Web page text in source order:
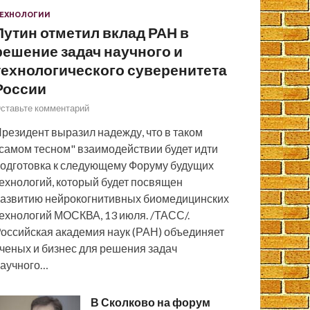
отметил вклад РАН в
задач научного и
суверенитета
комментарий
выразил надежду, что в таком
тесном" взаимодействии будет идти
к следующему Форуму будущих
который будет посвящен
нейрокогнитивных биомедицинских
МОСКВА, 13 июля. /ТАСС/.
академия наук (РАН) объединяет
и бизнес для решения задач
В Сколково на форум